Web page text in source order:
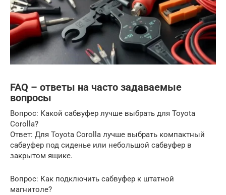
FAQ – ответы на часто задаваемые
вопросы
Вопрос: Какой сабвуфер лучше выбрать для Toyota
Corolla?
Ответ: Для Toyota Corolla лучше выбрать компактный
сабвуфер под сиденье или небольшой сабвуфер в
закрытом ящике.
Вопрос: Как подключить сабвуфер к штатной
магнитоле?